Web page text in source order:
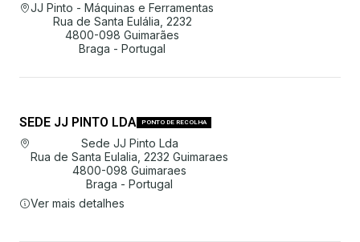
JJ Pinto - Máquinas e Ferramentas
Rua de Santa Eulália, 2232
4800-098 Guimarães
Braga - Portugal
SEDE JJ PINTO LDA PONTO DE RECOLHA
Sede JJ Pinto Lda
Rua de Santa Eulalia, 2232 Guimaraes
4800-098 Guimaraes
Braga - Portugal
Ver mais detalhes